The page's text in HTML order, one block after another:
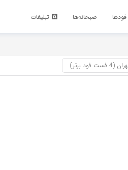
صبحانه‌ها تبلیغات
برتر)